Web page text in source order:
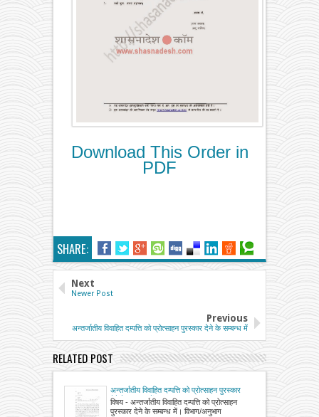
Download This Order in
PDF
SHARE:
Next
Newer Post
Previous
अन्तर्जातीय विवाहित दम्पत्ति को प्रोत्साहन पुरस्कार देने के सम्ब‍न्ध में
RELATED POST
अन्तर्जातीय विवाहित दम्पत्ति को प्रोत्साहन पुरस्कार
देने के सम्बन्ध में
विषय - अन्तर्जातीय विवाहित दम्पत्ति को प्रोत्साहन
पुरस्कार देने के सम्बन्ध में। विभाग/अनुभाग